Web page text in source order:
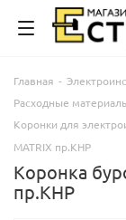
Главная -
Расходные
Коронки для
MATRIX пр.КНР
Коронка
пр.КНР